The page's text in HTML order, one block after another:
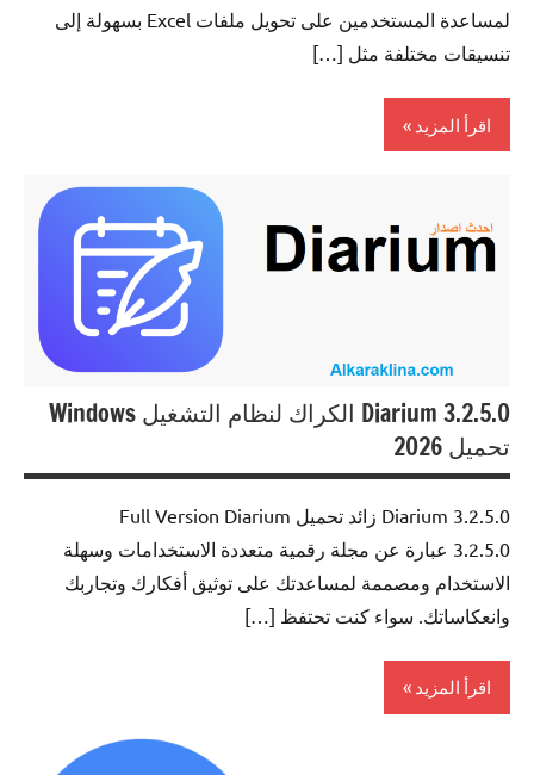
لمساعدة المستخدمين على تحويل ملفات Excel بسهولة إلى
تنسيقات مختلفة مثل […]
اقرأ المزيد
Tools
Diarium 3.2.5.0 الكراك لنظام التشغيل Windows
تحميل 2026
Diarium 3.2.5.0 زائد تحميل Full Version Diarium
3.2.5.0 عبارة عن مجلة رقمية متعددة الاستخدامات وسهلة
الاستخدام ومصممة لمساعدتك على توثيق أفكارك وتجاربك
وانعكاساتك. سواء كنت تحتفظ […]
اقرأ المزيد